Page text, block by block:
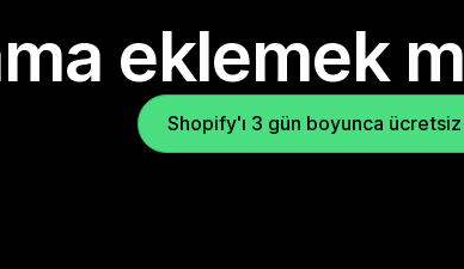
eklemek
Shopify'ı 3 gün boyunca